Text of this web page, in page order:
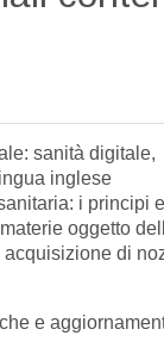
sanità digitale,
inglese
i principi
oggetto
di
e